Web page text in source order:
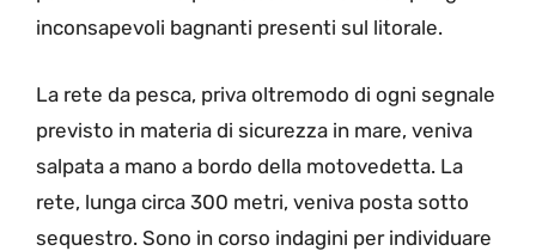
inconsapevoli bagnanti presenti sul litorale.
La rete da pesca, priva oltremodo di ogni segnale
previsto in materia di sicurezza in mare, veniva
salpata a mano a bordo della motovedetta. La
rete, lunga circa 300 metri, veniva posta sotto
sequestro. Sono in corso indagini per individuare